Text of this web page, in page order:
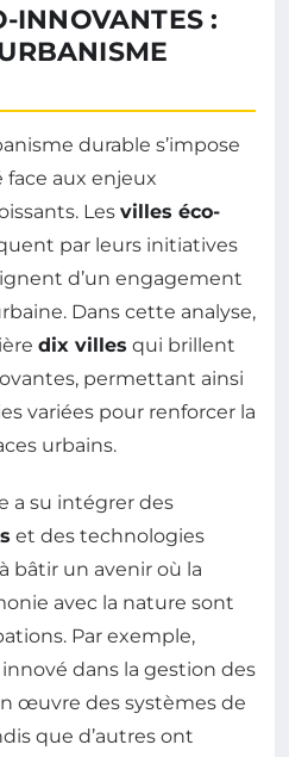
INNOVANTES :
durable s’impose
aux enjeux
Les villes éco-
par leurs initiatives
d’un engagement
Dans cette analyse,
dix villes qui brillent
permettant ainsi
variées pour renforcer la
urbains.
a su intégrer des
et des technologies
bâtir un avenir où la
avec la nature sont
Par exemple,
dans la gestion des
œuvre des systèmes de
que d’autres ont